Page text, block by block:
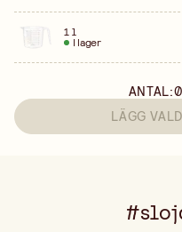
1 l
I lager
ANTAL:0
LÄGG